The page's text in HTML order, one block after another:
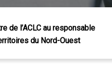
de l’ACLC au responsable
du Nord-Ouest